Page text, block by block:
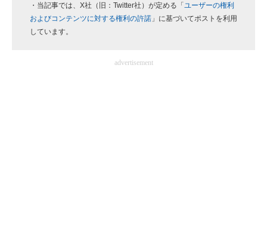
・当記事では、X社（旧：Twitter社）が定める「 ユーザーの権利
およびコンテンツに対する権利の許諾 」に基づいてポストを利用
しています。
advertisement